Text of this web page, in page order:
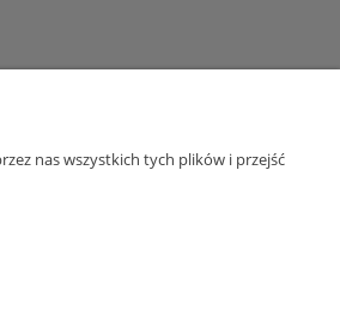
nas wszystkich tych plików i przejść